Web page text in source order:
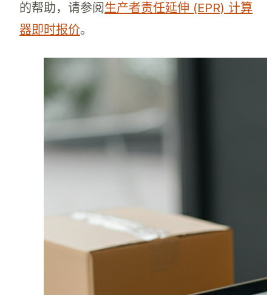
的帮助，请参阅生产者责任延伸 (EPR) 计算
器即时报价。